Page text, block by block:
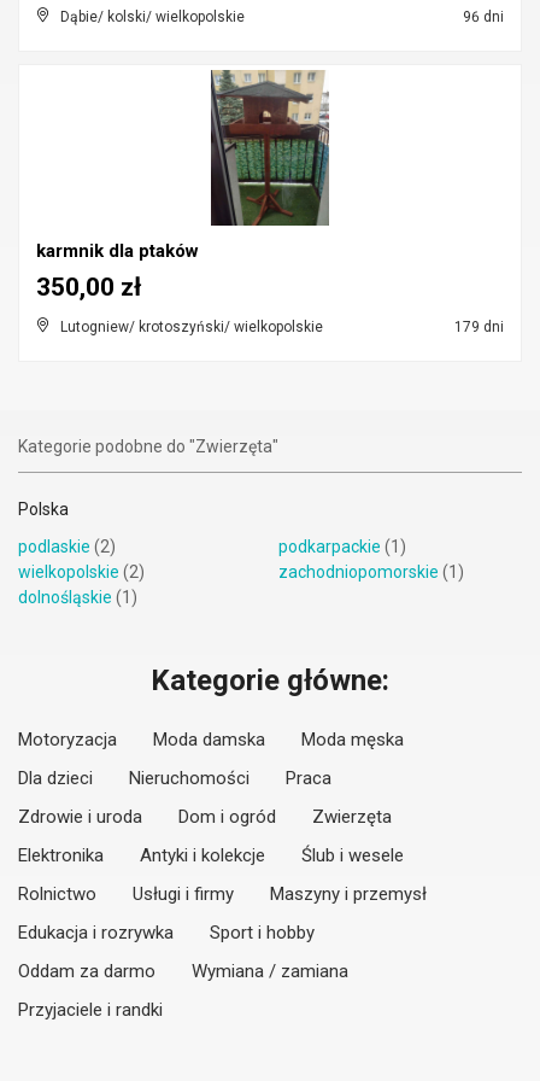
Dąbie/ kolski/ wielkopolskie 96 dni
karmnik dla ptaków
Lutogniew/ krotoszyński/ wielkopolskie 179 dni
350,00 zł
Kategorie podobne do "Zwierzęta"
Polska
podlaskie (2)
wielkopolskie (2)
dolnośląskie (1)
podkarpackie (1)
zachodniopomorskie (1)
Kategorie główne:
Motoryzacja Moda damska
Moda męska
Dla dzieci
Nieruchomości
Praca
Zdrowie i uroda
Dom i ogród
Zwierzęta
Elektronika
Antyki i kolekcje
Ślub i wesele
Rolnictwo
Usługi i firmy
Maszyny i przemysł
Edukacja i rozrywka
Sport i hobby
Oddam za darmo
Wymiana / zamiana
Przyjaciele i randki